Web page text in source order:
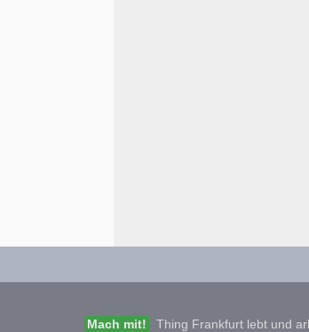
Mach mit!
Thing Frankfurt lebt und